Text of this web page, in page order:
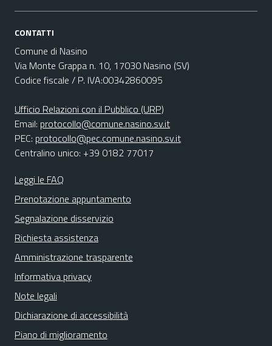
CONTATTI
Comune di Nasino
Via Monte Grappa n. 10, 17030 Nasino (SV)
Codice fiscale / P. IVA:00342860095
Ufficio Relazioni con il Pubblico (URP)
Email: protocollo@comune.nasino.sv.it
PEC: protocollo@pec.comune.nasino.sv.it
Centralino unico: +39 0182 77017
Leggi le FAQ
Prenotazione appuntamento
Segnalazione disservizio
Richiesta assistenza
Amministrazione trasparente
Informativa privacy
Note legali
Dichiarazione di accessibilità
Piano di miglioramento